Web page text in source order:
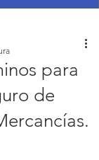
para
de